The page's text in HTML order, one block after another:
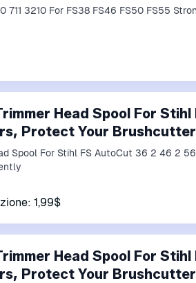
711 3210 For FS38 FS46 FS50 FS55
Head Spool For
Protect Your
Spool For Stihl FS AutoCut 36 2 46 2
1,99$
Head Spool For
Protect Your